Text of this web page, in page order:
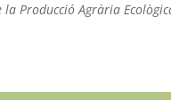
Producció Agrària